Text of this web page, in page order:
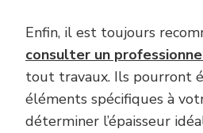
Enfin, il est toujours
consulter un
tout travaux. Ils pourront
éléments spécifiques à
déterminer l’épaisseur